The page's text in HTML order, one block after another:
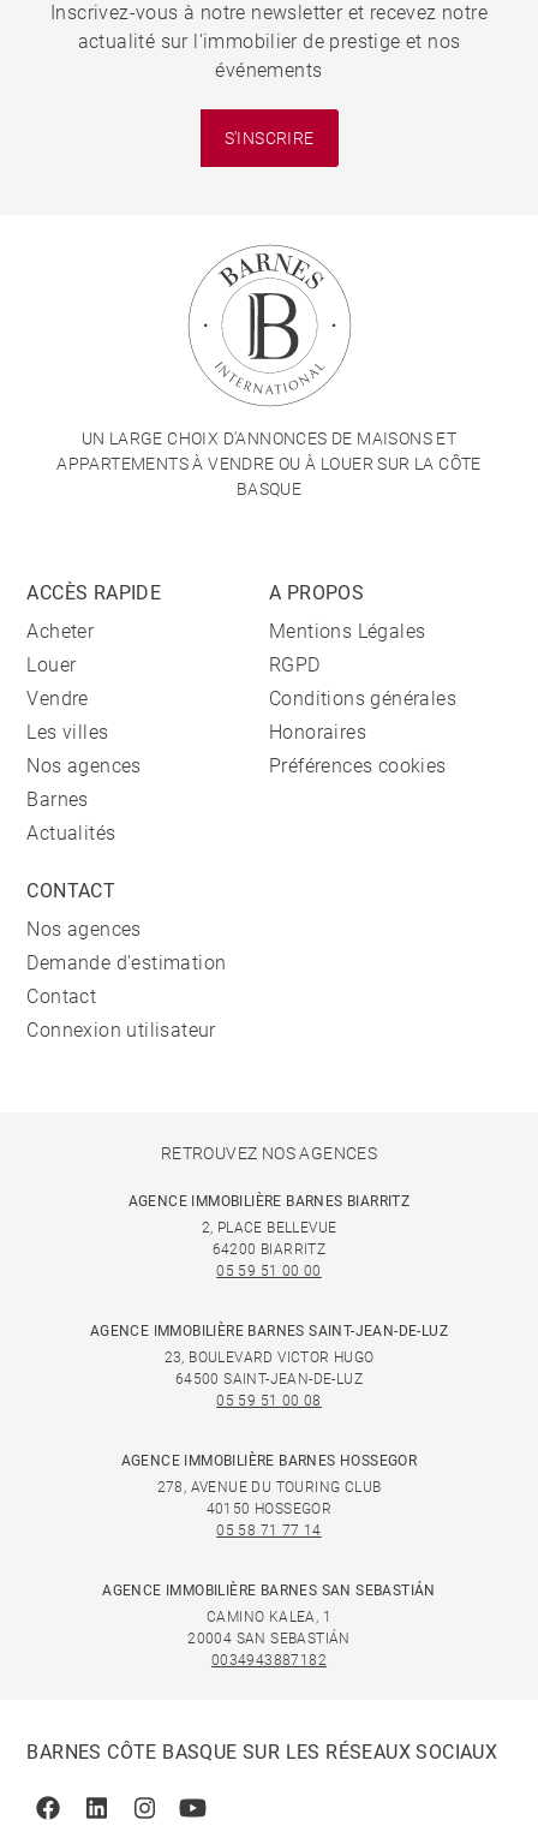
Inscrivez-vous à notre newsletter et recevez notre
actualité sur l'immobilier de prestige et nos
événements
S'INSCRIRE
UN LARGE CHOIX D'ANNONCES DE MAISONS ET
APPARTEMENTS À VENDRE OU À LOUER SUR LA CÔTE
BASQUE
ACCÈS RAPIDE
Acheter
Louer
Vendre
Les villes
Nos agences
Barnes
Actualités
A PROPOS
Mentions Légales
RGPD
Conditions générales
Honoraires
Préférences cookies
CONTACT
Nos agences
Demande d'estimation
Contact
Connexion utilisateur
RETROUVEZ NOS AGENCES
AGENCE IMMOBILIÈRE BARNES BIARRITZ
2, PLACE BELLEVUE
64200 BIARRITZ
05 59 51 00 00
AGENCE IMMOBILIÈRE BARNES SAINT-JEAN-DE-LUZ
23, BOULEVARD VICTOR HUGO
64500 SAINT-JEAN-DE-LUZ
05 59 51 00 08
AGENCE IMMOBILIÈRE BARNES HOSSEGOR
278, AVENUE DU TOURING CLUB
40150 HOSSEGOR
05 58 71 77 14
AGENCE IMMOBILIÈRE BARNES SAN SEBASTIÁN
CAMINO KALEA, 1
20004 SAN SEBASTIÁN
0034943887182
BARNES CÔTE BASQUE SUR LES RÉSEAUX SOCIAUX
FacebookLinkedinInstagramYoutube